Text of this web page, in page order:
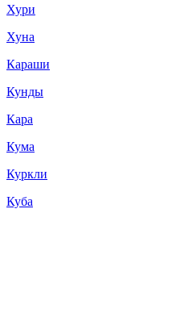
Хури
Хуна
Караши
Кунды
Кара
Кума
Куркли
Куба